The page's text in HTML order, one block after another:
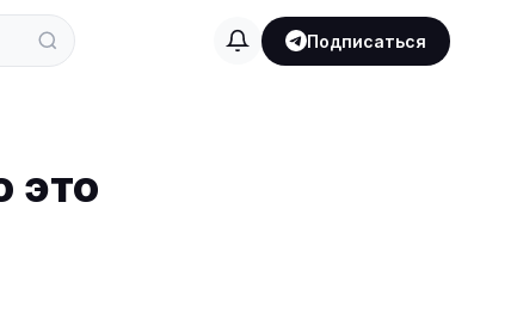
Подписаться
это